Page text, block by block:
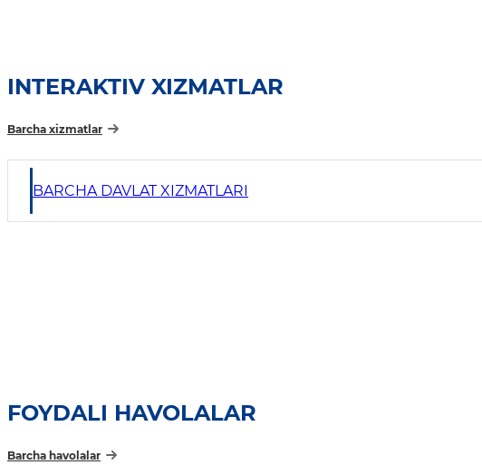
INTERAKTIV XIZMATLAR
Barcha xizmatlar
BARCHA DAVLAT XIZMATLARI
FOYDALI HAVOLALAR
Barcha havolalar